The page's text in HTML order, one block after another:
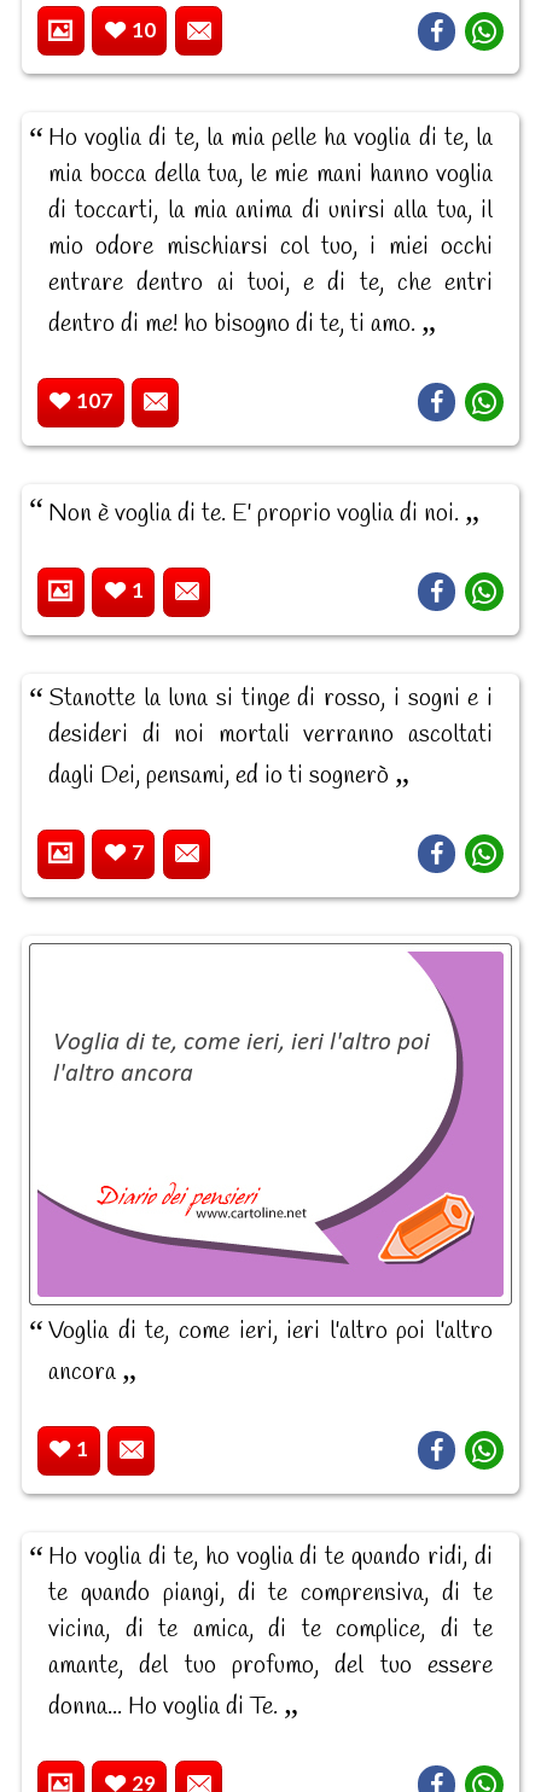
10
Ho voglia di te, la mia pelle ha voglia di te, la
mia bocca della tua, le mie mani hanno voglia
di toccarti, la mia anima di unirsi alla tua, il
mio odore mischiarsi col tuo, i miei occhi
entrare dentro ai tuoi, e di te, che entri
dentro di me! ho bisogno di te, ti amo.
107
Non è voglia di te. E' proprio voglia di noi.
1
Stanotte la luna si tinge di rosso, i sogni e i
desideri di noi mortali verranno ascoltati
dagli Dei, pensami, ed io ti sognerò
7
Voglia di te, come ieri, ieri l'altro poi l'altro
ancora
1
Ho voglia di te, ho voglia di te quando ridi, di
te quando piangi, di te comprensiva, di te
vicina, di te amica, di te complice, di te
amante, del tuo profumo, del tuo essere
donna... Ho voglia di Te.
29